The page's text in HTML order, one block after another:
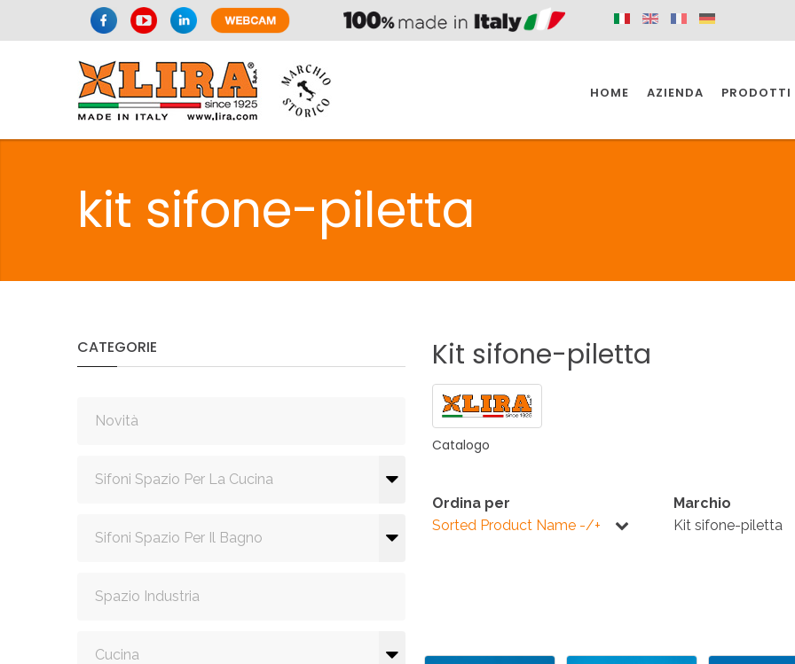
HOME AZIENDA PRODOTTI
SIFONI SPAZIO PER
SIFONI SPAZIO PER
SIFONI
CUCINA
LA CUCINA
IL BAGNO
SIFONI PER
SANITARI DISABILI
kit sifone-piletta
CATEGORIE
Novità
Sifoni Spazio Per La Cucina
Sifoni Spazio Per Il Bagno
Spazio Industria
Cucina
Kit sifone-piletta
Catalogo
Ordina per
Sorted Product Name -/+
Marchio
Kit sifone-piletta